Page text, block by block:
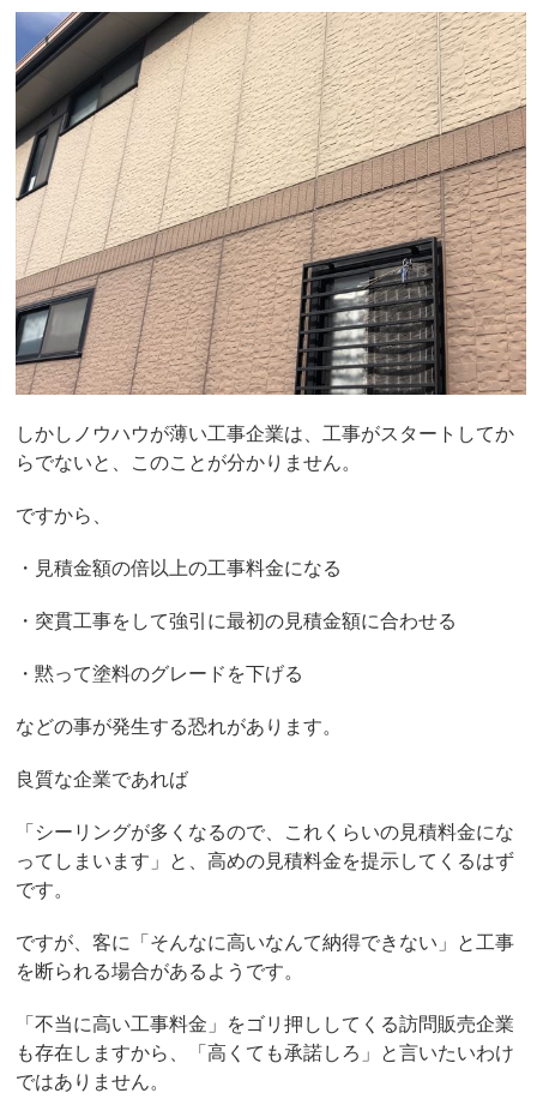
しかしノウハウが薄い工事企業は、工事がスタートしてか
らでないと、このことが分かりません。
ですから、
・見積金額の倍以上の工事料金になる
・突貫工事をして強引に最初の見積金額に合わせる
・黙って塗料のグレードを下げる
などの事が発生する恐れがあります。
良質な企業であれば
「シーリングが多くなるので、これくらいの見積料金にな
ってしまいます」と、高めの見積料金を提示してくるはず
です。
ですが、客に「そんなに高いなんて納得できない」と工事
を断られる場合があるようです。
「不当に高い工事料金」をゴリ押ししてくる訪問販売企業
も存在しますから、「高くても承諾しろ」と言いたいわけ
ではありません。